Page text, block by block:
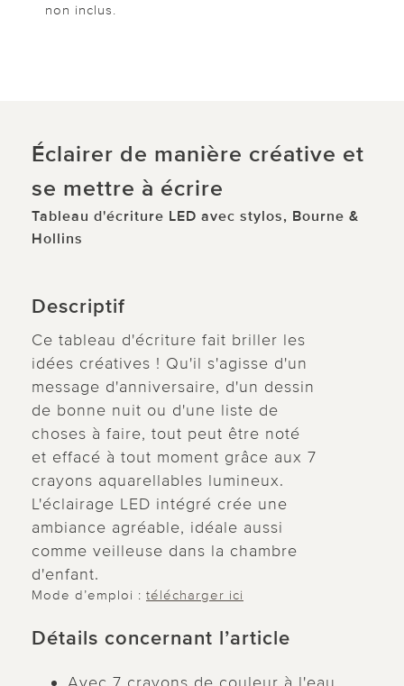
non inclus.
Éclairer de manière créative et
se mettre à écrire
Tableau d'écriture LED avec stylos, Bourne &
Hollins
Descriptif
Ce tableau d'écriture fait briller les
idées créatives ! Qu'il s'agisse d'un
message d'anniversaire, d'un dessin
de bonne nuit ou d'une liste de
choses à faire, tout peut être noté
et effacé à tout moment grâce aux 7
crayons aquarellables lumineux.
L'éclairage LED intégré crée une
ambiance agréable, idéale aussi
comme veilleuse dans la chambre
d'enfant.
Mode d’emploi : télécharger ici
Détails concernant l’article